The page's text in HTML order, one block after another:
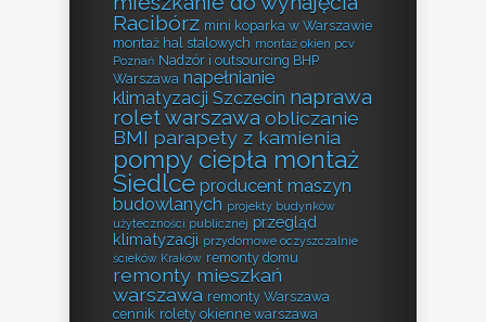
Racibórz mini koparka w Warszawie
montaż hal stalowych montaż okien pcv
Poznań Nadzór i outsourcing BHP
Warszawa napełnianie
klimatyzacji Szczecin naprawa
rolet warszawa obliczanie
BMI parapety z kamienia
pompy ciepła montaż
Siedlce producent maszyn
budowlanych projekty budynków
użyteczności publicznej przegląd
klimatyzacji przydomowe oczyszczalnie
ścieków Kraków remonty domu
remonty mieszkań
warszawa remonty Warszawa
cennik rolety okienne warszawa